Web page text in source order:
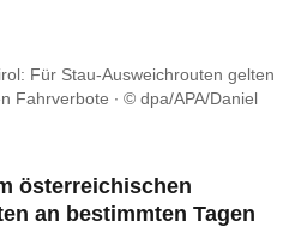
Für Stau-Ausweichrouten gelten
Fahrverbote
© dpa/APA/Daniel
österreichischen
an bestimmten Tagen